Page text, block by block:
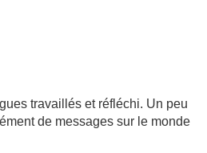
travaillés et réfléchi. Un peu
de messages sur le monde